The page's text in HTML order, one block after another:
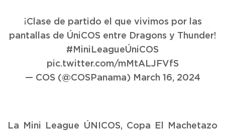
¡Clase de partido el que vivimos por las
pantallas de ÚniCOS entre Dragons y Thunder!
#MiniLeagueÚniCOS
pic.twitter.com/mMtALJFVfS
— COS (@COSPanama) March 16, 2024
La Mini League ÚNICOS, Copa El Machetazo